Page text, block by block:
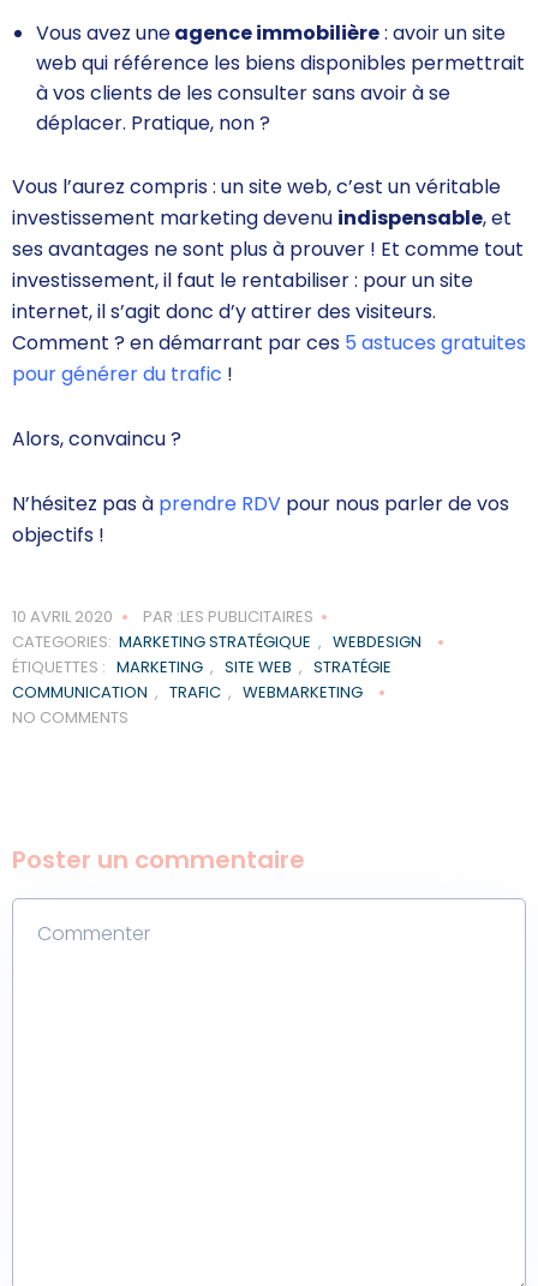
Vous avez uneagence immobilière: avoir un site
web qui référence les biens disponibles permettrait
à vos clients de les consulter sans avoir à se
déplacer. Pratique, non ?
Vous l’aurez compris : un site web, c’est un véritable
investissement marketing devenu indispensable, et
ses avantages ne sont plus à prouver ! Et comme tout
investissement, il faut le rentabiliser : pour un site
internet, il s’agit donc d’y attirer des visiteurs.
Comment ? en démarrant par ces 5 astuces gratuites
pour générer du trafic !
Alors, convaincu ?
N’hésitez pas à prendre RDV pour nous parler de vos
objectifs !
10 AVRIL 2020
PAR :LES PUBLICITAIRES
CATEGORIES: MARKETING STRATÉGIQUE , WEBDESIGN
ÉTIQUETTES : MARKETING , SITE WEB , STRATÉGIE
COMMUNICATION , TRAFIC , WEBMARKETING
NO COMMENTS
Poster un commentaire